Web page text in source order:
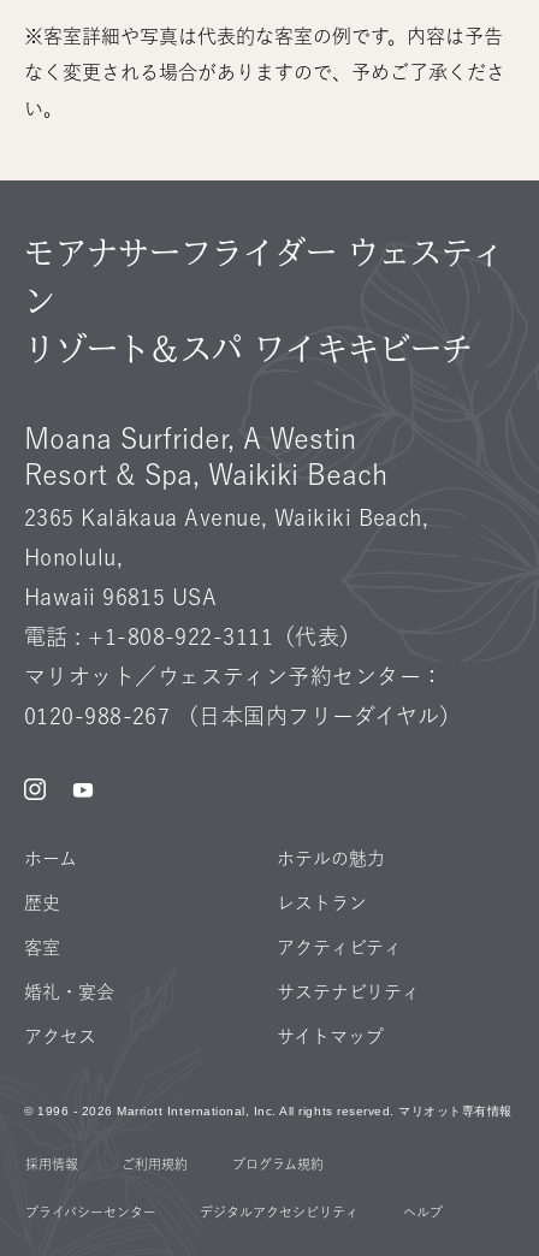
※客室詳細や写真は代表的な客室の例です。内容は予告
なく変更される場合がありますので、予めご了承くださ
い。
モアナサーフライダー ウェスティ
ン
リゾート＆スパ ワイキキビーチ
Moana Surfrider, A Westin
Resort & Spa, Waikiki Beach
2365 Kalākaua Avenue, Waikiki Beach,
Honolulu,
Hawaii 96815 USA
電話 : +1-808-922-3111
（代表）
マリオット／ウェスティン予約センター：
0120-988-267 （日本国内フリーダイヤル）
Instagram
ホーム ホテルの魅力
歴史 レストラン
客室 アクティビティ
婚礼・宴会 サステナビリティ
アクセス サイトマップ
© 1996 - 2026 Marriott International, Inc. All rights reserved. マリオット専有情報
採用情報 ご利用規約 プログラム規約
プライバシーセンター デジタルアクセシビリティ ヘルプ